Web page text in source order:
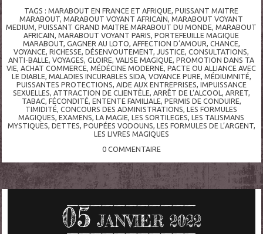
TAGS :MARABOUT EN FRANCE ET AFRIQUE ,PUISSANT MAITRE
MARABOUT ,MARABOUT VOYANT AFRICAIN ,MARABOUT VOYANT
MEDIUM ,PUISSANT GRAND MAITRE MARABOUT DU MONDE ,MARABOUT
AFRICAIN ,MARABOUT VOYANT PARIS ,PORTEFEUILLE MAGIQUE
MARABOUT, GAGNER AU LOTO AFFECTION D’AMOUR CHANCE
VOYANCE ,RICHESSE ,DÉSENVOUTEMENT JUSTICE ,CONSULTATIONS
ANTI-BALLE ,VOYAGES ,GLOIRE ,VALISE MAGIQUE ,PROMOTION DANS TA
VIE ACHAT COMMERCE ,MÉDÉCINE MODERNE ,PACTE OU ALLIANCE AVEC
LE DIABLE MALADIES INCURABLES SIDA, VOYANCE PURE MÉDIUMNITÉ
PUISSANTES PROTECTIONS AIDE AUX ENTREPRISES IMPUISSANCE
SEXUELLES ATTRACTION DE CLIENTÈLE ARRÊT DE L’ALCOOL ARRET,
TABAC, FÉCONDITÉ ENTENTE FAMILIALE PERMIS DE CONDUIRE
TIMIDITÉ ,CONCOURS DES ADMINISTRATIONS ,LES FORMULES
MAGIQUES ,EXAMENS ,LA MAGIE ,LES SORTILEGES ,LES TALISMANS
MYSTIQUES DETTES POUPÉES VODOUNS LES FORMULES DE L’ARGENT,
LES LIVRES MAGIQUES
0 COMMENTAIRE
05 JANVIER 2022